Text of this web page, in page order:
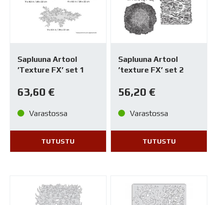
Sapluuna Artool
’Texture FX’ set 1
63,60 €
Varastossa
TUTUSTU
Sapluuna Artool
’texture FX’ set 2
56,20 €
Varastossa
TUTUSTU